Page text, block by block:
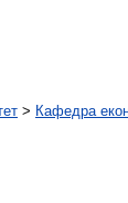
> Кафедра